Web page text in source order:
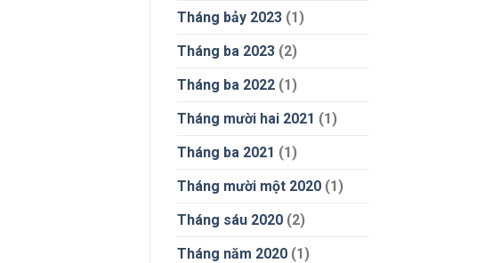
Tháng bảy 2023(1)
Tháng ba 2023(2)
Tháng ba 2022(1)
Tháng mười hai 2021 (1)
Tháng ba 2021 (1)
Tháng mười một 2020(1)
Tháng sáu 2020(2)
Tháng năm 2020(1)